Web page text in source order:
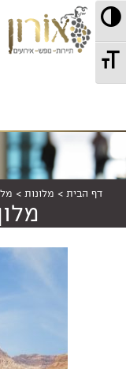
מתג ניגודיות
מתג גודל גופן
wd
דף הבית > מלונות >